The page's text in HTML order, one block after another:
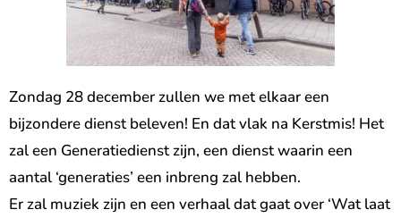
Zondag 28 december zullen we met elkaar een
bijzondere dienst beleven! En dat vlak na Kerstmis! Het
zal een Generatiedienst zijn, een dienst waarin een
aantal ‘generaties’ een inbreng zal hebben.
Er zal muziek zijn en een verhaal dat gaat over ‘Wat laat